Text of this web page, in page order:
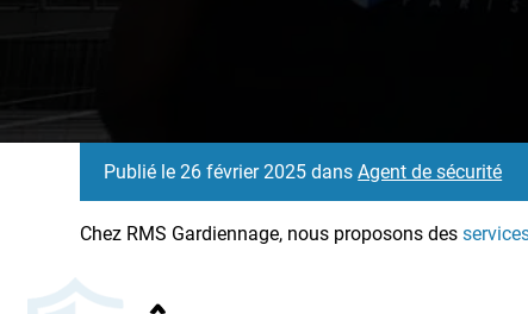
Publié le 26 février 2025 dansAgent de sécurité
Chez RMS Gardiennage, nous proposons des